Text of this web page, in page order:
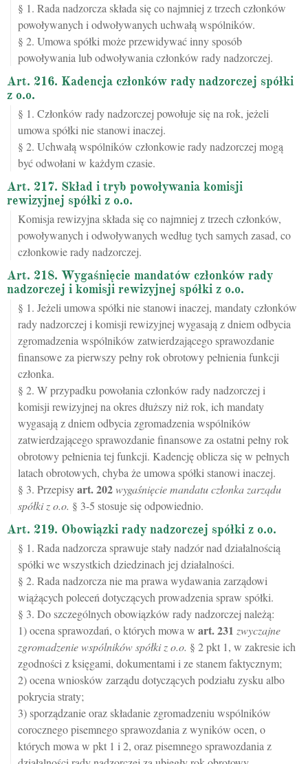
§ 1. Rada nadzorcza składa się co najmniej z trzech członków
powoływanych i odwoływanych uchwałą wspólników.
§ 2. Umowa spółki może przewidywać inny sposób
powoływania lub odwoływania członków rady nadzorczej.
Art. 216. Kadencja członków rady nadzorczej spółki
z o.o.
§ 1. Członków rady nadzorczej powołuje się na rok, jeżeli
umowa spółki nie stanowi inaczej.
§ 2. Uchwałą wspólników członkowie rady nadzorczej mogą
być odwołani w każdym czasie.
Art. 217. Skład i tryb powoływania komisji
rewizyjnej spółki z o.o.
Komisja rewizyjna składa się co najmniej z trzech członków,
powoływanych i odwoływanych według tych samych zasad, co
członkowie rady nadzorczej.
Art. 218. Wygaśnięcie mandatów członków rady
nadzorczej i komisji rewizyjnej spółki z o.o.
§ 1. Jeżeli umowa spółki nie stanowi inaczej, mandaty członków
rady nadzorczej i komisji rewizyjnej wygasają z dniem odbycia
zgromadzenia wspólników zatwierdzającego sprawozdanie
finansowe za pierwszy pełny rok obrotowy pełnienia funkcji
członka.
§ 2. W przypadku powołania członków rady nadzorczej i
komisji rewizyjnej na okres dłuższy niż rok, ich mandaty
wygasają z dniem odbycia zgromadzenia wspólników
zatwierdzającego sprawozdanie finansowe za ostatni pełny rok
obrotowy pełnienia tej funkcji. Kadencję oblicza się w pełnych
latach obrotowych, chyba że umowa spółki stanowi inaczej.
§ 3. Przepisyart.202wygaśnięcie mandatu członka zarządu
spółki z o.o. § 3-5 stosuje się odpowiednio.
Art. 219. Obowiązki rady nadzorczej spółki z o.o.
§ 1. Rada nadzorcza sprawuje stały nadzór nad działalnością
spółki we wszystkich dziedzinach jej działalności.
§ 2. Rada nadzorcza nie ma prawa wydawania zarządowi
wiążących poleceń dotyczących prowadzenia spraw spółki.
§ 3. Do szczególnych obowiązków rady nadzorczej należą:
1) ocena sprawozdań, o których mowa w art.231 zwyczajne
zgromadzenie wspólników spółki z o.o. § 2 pkt 1, w zakresie ich
zgodności z księgami, dokumentami i ze stanem faktycznym;
2) ocena wniosków zarządu dotyczących podziału zysku albo
pokrycia straty;
3) sporządzanie oraz składanie zgromadzeniu wspólników
corocznego pisemnego sprawozdania z wyników ocen, o
których mowa w pkt 1 i 2, oraz pisemnego sprawozdania z